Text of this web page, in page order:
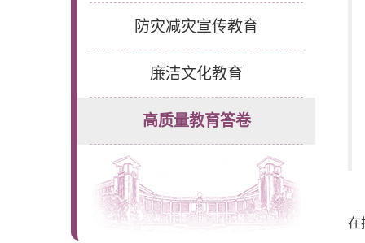
防灾减灾宣传教育
廉洁文化教育
高质量教育答卷
在